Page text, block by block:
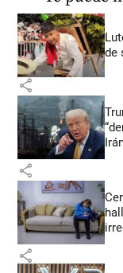
de
share
share
share